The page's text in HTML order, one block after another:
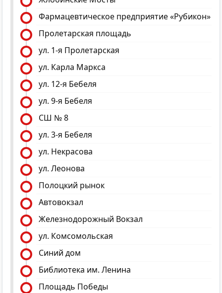
Фармацевтическое предприятие «Рубикон»
Пролетарская площадь
ул. 1-я Пролетарская
ул. Карла Маркса
ул. 12-я Бебеля
ул. 9-я Бебеля
СШ № 8
ул. 3-я Бебеля
ул. Некрасова
ул. Леонова
Полоцкий рынок
Автовокзал
Железнодорожный Вокзал
ул. Комсомольская
Синий дом
Библиотека им. Ленина
Площадь Победы